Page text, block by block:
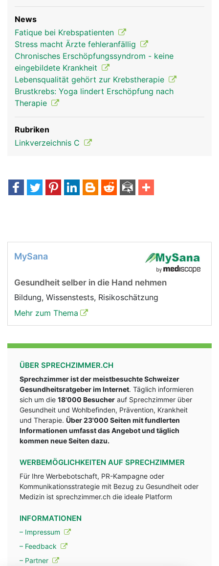
News
Fatique bei Krebspatienten
Stress macht Ärzte fehleranfällig
Chronisches Erschöpfungssyndrom - keine
eingebildete Krankheit
Lebensqualität gehört zur Krebstherapie
Brustkrebs: Yoga lindert Erschöpfung nach
Therapie
Rubriken
Linkverzeichnis C
MySana
Gesundheit selber in die Hand nehmen
Bildung, Wissenstests, Risikoschätzung
Mehr zum Thema
ÜBER SPRECHZIMMER.CH
Sprechzimmer ist der meistbesuchte Schweizer
Gesundheitsratgeber im Internet. Täglich informieren
sich um die 18'000 Besucher auf Sprechzimmer über
Gesundheit und Wohlbefinden, Prävention, Krankheit
und Therapie. Über 23'000 Seiten mit fundlerten
Informationen umfasst das Angebot und täglich
kommen neue Seiten dazu.
WERBEMÖGLICHKEITEN AUF SPRECHZIMMER
Für Ihre Werbebotschaft, PR-Kampagne oder
Kommunikationsstrategie mit Bezug zu Gesundheit oder
Medizin ist sprechzimmer.ch die ideale Platform
INFORMATIONEN
– Impressum
– Feedback
– Partner